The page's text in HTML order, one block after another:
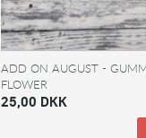
ADD ON AUGUST -
FLOWER
25,00 DKK